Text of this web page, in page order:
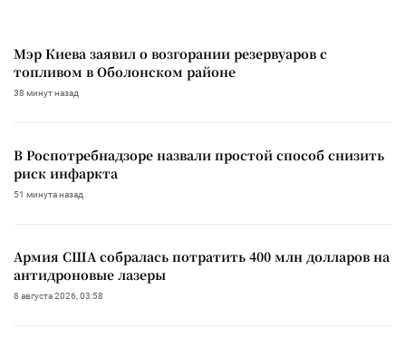
Мэр Киева заявил о возгорании резервуаров с
топливом в Оболонском районе
38 минут назад
В Роспотребнадзоре назвали простой способ снизить
риск инфаркта
51 минута назад
Армия США собралась потратить 400 млн долларов на
антидроновые лазеры
8 августа 2026, 03:58